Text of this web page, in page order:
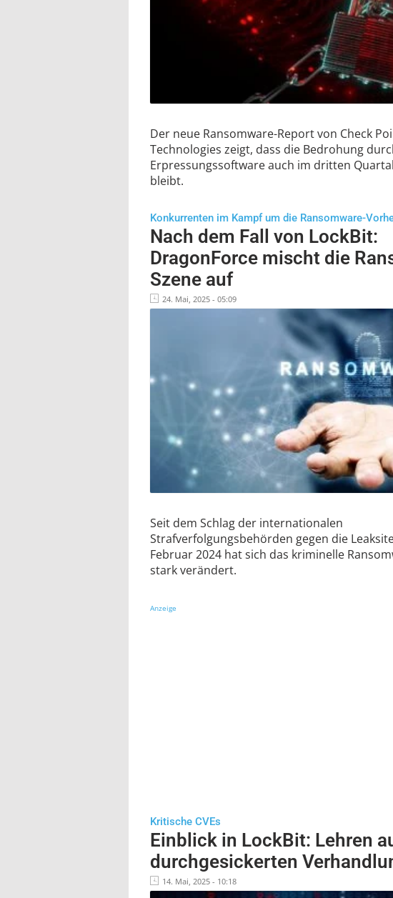
Der neue Ransomware-Report von Check
Technologies zeigt, dass die Bedrohung
Erpressungssoftware auch im dritten
bleibt.
Konkurrenten im Kampf um die Ransomware-
Nach dem Fall von LockBit:
DragonForce mischt die
Szene auf
24. Mai, 2025 - 05:09
Seit dem Schlag der internationalen
Strafverfolgungsbehörden gegen die
Februar 2024 hat sich das kriminelle
stark verändert.
Anzeige
Kritische CVEs
Einblick in LockBit: Lehren
durchgesickerten
14. Mai, 2025 - 10:18